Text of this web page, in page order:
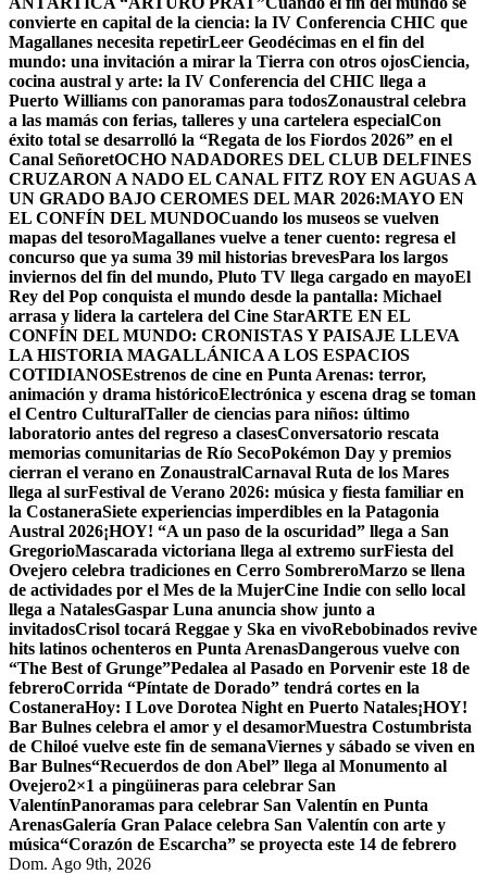
convierte en capital de la ciencia: la IV Conferencia CHIC que
Magallanes necesita repetirLeer Geodécimas en el fin del
mundo: una invitación a mirar la Tierra con otros ojosCiencia,
cocina austral y arte: la IV Conferencia del CHIC llega a
Puerto Williams con panoramas para todosZonaustral celebra
a las mamás con ferias, talleres y una cartelera especialCon
éxito total se desarrolló la “Regata de los Fiordos 2026” en el
Canal SeñoretOCHO NADADORES DEL CLUB DELFINES
CRUZARON A NADO EL CANAL FITZ ROY EN AGUAS A
UN GRADO BAJO CEROMES DEL MAR 2026:MAYO EN
EL CONFÍN DEL MUNDOCuando los museos se vuelven
mapas del tesoroMagallanes vuelve a tener cuento: regresa el
concurso que ya suma 39 mil historias brevesPara los largos
inviernos del fin del mundo, Pluto TV llega cargado en mayoEl
Rey del Pop conquista el mundo desde la pantalla: Michael
arrasa y lidera la cartelera del Cine StarARTE EN EL
CONFÍN DEL MUNDO: CRONISTAS Y PAISAJE LLEVA
LA HISTORIA MAGALLÁNICA A LOS ESPACIOS
COTIDIANOSEstrenos de cine en Punta Arenas: terror,
animación y drama históricoElectrónica y escena drag se toman
el Centro CulturalTaller de ciencias para niños: último
laboratorio antes del regreso a clasesConversatorio rescata
memorias comunitarias de Río SecoPokémon Day y premios
cierran el verano en ZonaustralCarnaval Ruta de los Mares
llega al surFestival de Verano 2026: música y fiesta familiar en
la CostaneraSiete experiencias imperdibles en la Patagonia
Austral 2026¡HOY! “A un paso de la oscuridad” llega a San
GregorioMascarada victoriana llega al extremo surFiesta del
Ovejero celebra tradiciones en Cerro SombreroMarzo se llena
de actividades por el Mes de la MujerCine Indie con sello local
llega a NatalesGaspar Luna anuncia show junto a
invitadosCrisol tocará Reggae y Ska en vivoRebobinados revive
hits latinos ochenteros en Punta ArenasDangerous vuelve con
“The Best of Grunge”Pedalea al Pasado en Porvenir este 18 de
febreroCorrida “Píntate de Dorado” tendrá cortes en la
CostaneraHoy: I Love Dorotea Night en Puerto Natales¡HOY!
Bar Bulnes celebra el amor y el desamorMuestra Costumbrista
de Chiloé vuelve este fin de semanaViernes y sábado se viven en
Bar Bulnes“Recuerdos de don Abel” llega al Monumento al
Ovejero2×1 a pingüineras para celebrar San
ValentínPanoramas para celebrar San Valentín en Punta
ArenasGalería Gran Palace celebra San Valentín con arte y
música“Corazón de Escarcha” se proyecta este 14 de febrero
Dom. Ago 9th, 2026